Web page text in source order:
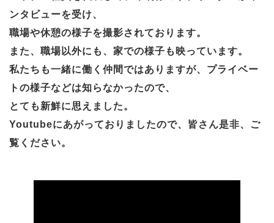
ンタビューを受け、
職場や休憩の様子を撮影されております。
また、職場以外にも、家での様子も映っています。
私たちも一緒に働く仲間ではありますが、プライベー
トの様子などは知らなかったので、
とても新鮮に思えました。
Youtubeにあがっておりましたので、皆さん是非、ご
覧ください。